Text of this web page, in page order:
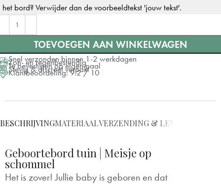
het bord? Verwijder dan de voorbeeldtekst 'jouw tekst'.
TOEVOEGEN AAN WINKELWAGEN
Snel verzonden binnen 1-2 werkdagen
Zon- en regenbestendig
Te bevestigen op eigen paal
Stevig & discreet verpakt
Klantbeoordeling: 9.2 / 10
BESCHRIJVINGMATERIAALVERZENDING & LEVERING
Geboortebord tuin | Meisje op
schommel
Het is zover! Jullie baby is geboren en dat